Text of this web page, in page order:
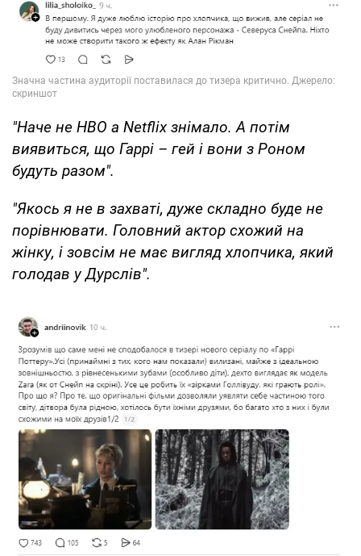
"Наче не HBO а Netflix знімало. А потім
виявиться, що Гаррі – гей і вони з Роном
будуть разом".
"Якось я не в захваті, дуже складно буде не
порівнювати. Головний актор схожий на
жінку, і зовсім не має вигляд хлопчика, який
голодав у Дурслів".